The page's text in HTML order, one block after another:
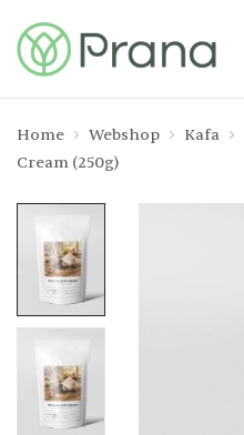
Home Webshop Kafa
Cream (250g)